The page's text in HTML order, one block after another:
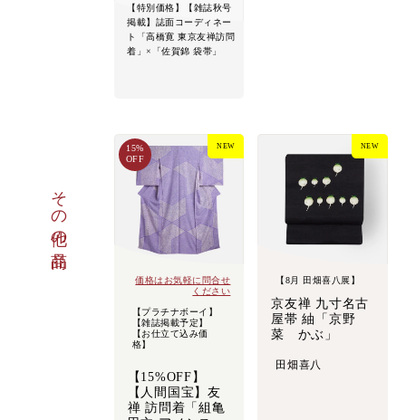
【特別価格】【雑誌秋号
掲載】誌面コーディネー
ト「高橋寛 東京友禅訪問
着」×「佐賀錦 袋帯」
その他の商品
価格はお気軽に問合せ
ください
【プラチナボーイ】
【雑誌掲載予定】
【お仕立て込み価
格】
【15%OFF】
【人間国宝】友
禅 訪問着「組亀
NEW
15%
OFF
【8月 田畑喜八展】
京友禅 九寸名古
屋帯 紬「京野
菜 かぶ」
田畑喜八
NEW